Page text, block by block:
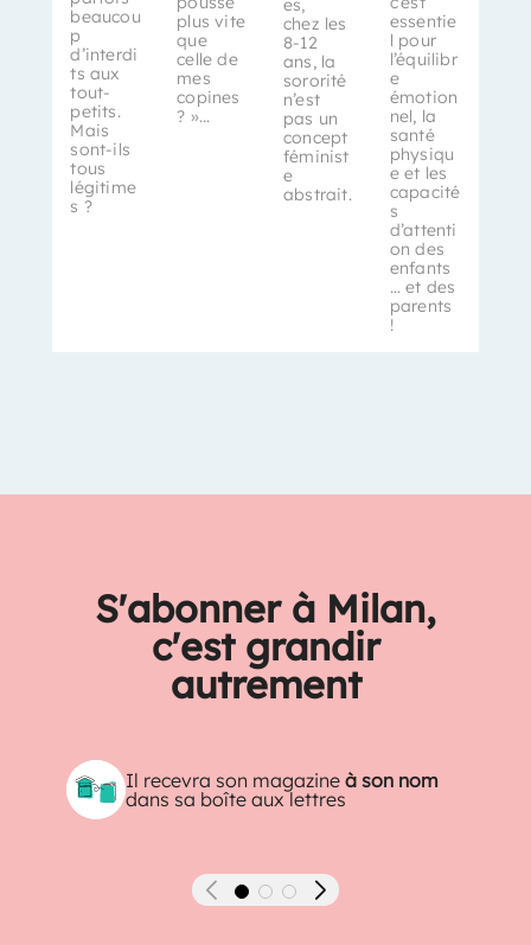
beaucou
p
d’interdi
ts aux
tout-
petits.
Mais
sont-ils
tous
légitime
s ?
plus vite
que
celle de
mes
copines
? »...
chez les
8-12
ans, la
sororité
n’est
pas un
concept
féminist
e
abstrait.
essentie
l pour
l’équilibr
e
émotion
nel, la
santé
physiqu
e et les
capacité
s
d’attenti
on des
enfants
… et des
parents
!
S'abonner à Milan,
c'est grandir
autrement
Il recevra son magazineà son nom
dans sa boîte aux lettres
Précédent Suivant